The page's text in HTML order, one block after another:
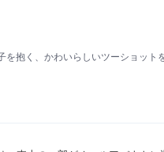
抱く、かわいらしいツーショット